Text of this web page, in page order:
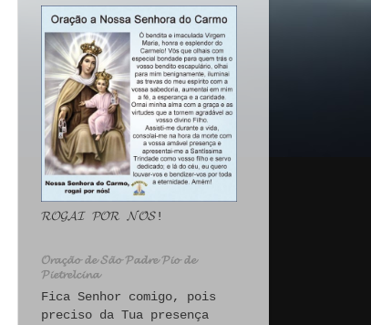
𝓡𝓞𝓖𝓐𝓘 𝓟𝓞𝓡 𝓝𝓞́𝓢!
𝓞𝓻𝓪𝓬̧𝓪̃𝓸 𝓭𝓮 𝓢𝓪̃𝓸 𝓟𝓪𝓭𝓻𝓮 𝓟𝓲𝓸 𝓭𝓮
𝓟𝓲𝓮𝓽𝓻𝓮𝓵𝓬𝓲𝓷𝓪
Fica Senhor comigo, pois
preciso da Tua presença